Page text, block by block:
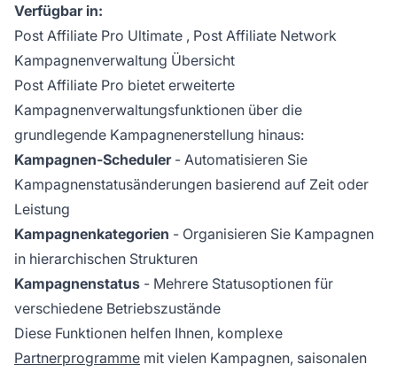
Verfügbar in:
Post Affiliate Pro Ultimate , Post Affiliate Network
Kampagnenverwaltung Übersicht
Post Affiliate Pro bietet erweiterte
Kampagnenverwaltungsfunktionen über die
grundlegende Kampagnenerstellung hinaus:
Kampagnen-Scheduler- Automatisieren Sie
Kampagnenstatusänderungen basierend auf Zeit oder
Leistung
Kampagnenkategorien - Organisieren Sie Kampagnen
in hierarchischen Strukturen
Kampagnenstatus - Mehrere Statusoptionen für
verschiedene Betriebszustände
Diese Funktionen helfen Ihnen, komplexe
Partnerprogramme mit vielen Kampagnen, saisonalen